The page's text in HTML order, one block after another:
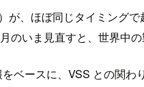
、ほぼ同じタイミング
いま見直すと、世界中
ベースに、VSS との関わ